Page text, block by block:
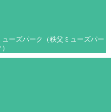
ーズパーク（秩父ミューズパー